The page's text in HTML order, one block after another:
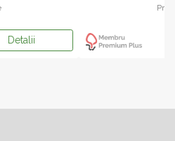
Detalii
Pret